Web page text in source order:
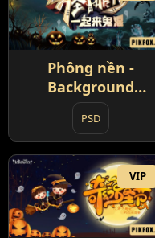
Phông nền -
Background
Halloween (2)
PSD
VIP